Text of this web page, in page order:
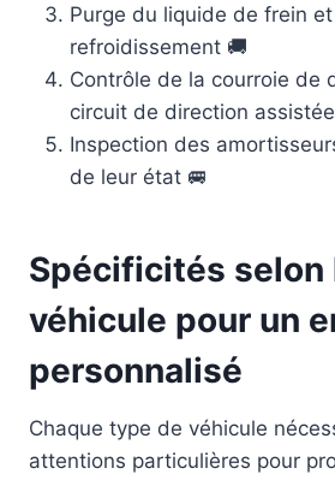
Purge du liquide de frein
refroidissement 🚚
Contrôle de la courroie de
circuit de direction
Inspection des
de leur état 🚐
Spécificités selon
véhicule pour un
personnalisé
Chaque type de véhicule
attentions particulières pour